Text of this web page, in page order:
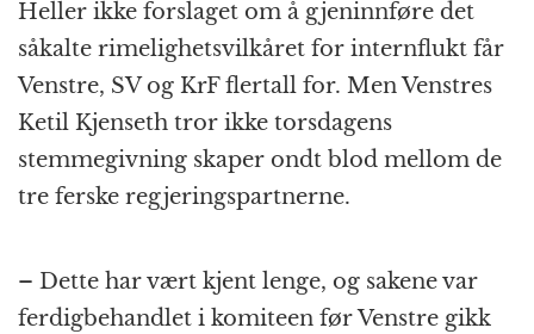
Heller ikke forslaget om å gjeninnføre det
såkalte rimelighetsvilkåret for internflukt får
Venstre, SV og KrF flertall for. Men Venstres
Ketil Kjenseth tror ikke torsdagens
stemmegivning skaper ondt blod mellom de
tre ferske regjeringspartnerne.
– Dette har vært kjent lenge, og sakene var
ferdigbehandlet i komiteen før Venstre gikk